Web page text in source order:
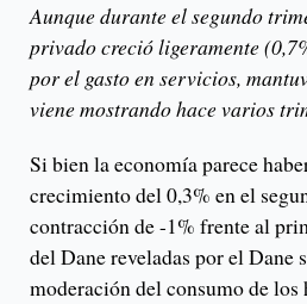
Aunque durante el segundo
privado creció ligeramente
por el gasto en servicios,
viene mostrando hace varios
Si bien la economía parece
crecimiento del 0,3% en el
contracción de -1% frente al
del Dane reveladas por el Dane
moderación del consumo de los